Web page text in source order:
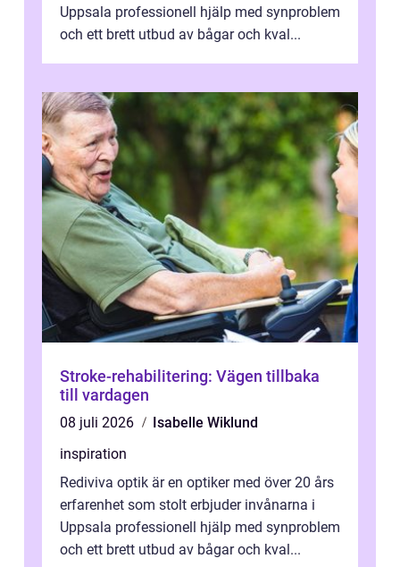
Uppsala professionell hjälp med synproblem
och ett brett utbud av bågar och kval...
Stroke-rehabilitering: Vägen tillbaka
till vardagen
08 juli 2026
Isabelle Wiklund
inspiration
Rediviva optik är en optiker med över 20 års
erfarenhet som stolt erbjuder invånarna i
Uppsala professionell hjälp med synproblem
och ett brett utbud av bågar och kval...